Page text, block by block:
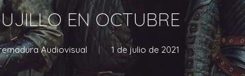
EN OCTUBRE
Audiovisual 1 de julio de 2021